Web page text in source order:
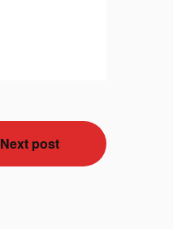
Next post